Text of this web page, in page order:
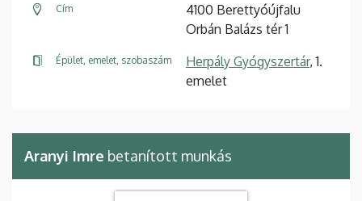
Cím
4100 Berettyóújfalu
Orbán Balázs tér 1
Épület, emelet, szobaszám Herpály Gyógyszertár, 1.
emelet
Aranyi Imre betanított munkás